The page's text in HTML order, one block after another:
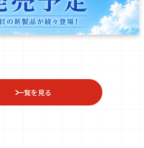
一覧を見る